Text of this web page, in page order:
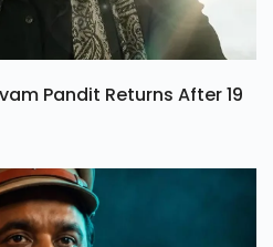
Pandit Returns After 19